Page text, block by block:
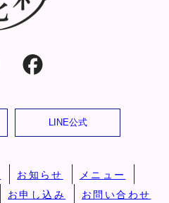
LINE公式
お知らせ
メニュー
お申し込み お問い合わせ